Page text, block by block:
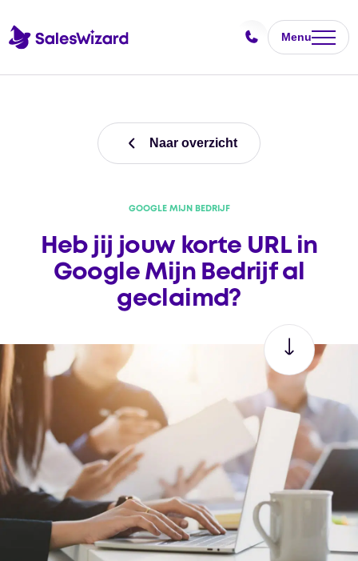
Menu
Naar overzicht
GOOGLE MIJN BEDRIJF
Heb jij jouw korte URL in
Google Mijn Bedrijf al
geclaimd?